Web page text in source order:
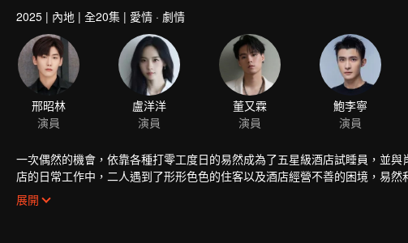
2025 | 內地 | 全20集 | 愛情 · 劇情
邢昭林
演員
盧洋洋
演員
董又霖
演員
鮑李寧
演員
一次偶然的機會，依靠各種打零工度日的易然成為了五星級酒店試睡員，並
店的日常工作中，二人遇到了形形色色的住客以及酒店經營不善的困境，易
重，卻不知不覺相互靠近……
展開